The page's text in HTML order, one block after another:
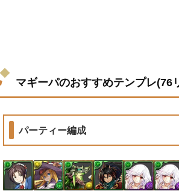
マギーパのおすすめテンプレ(76
パーティー編成